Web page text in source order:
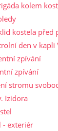
kolem
kostela před
den v kapli
zpívání
zpívání
stromu
Izidora
- exteriér